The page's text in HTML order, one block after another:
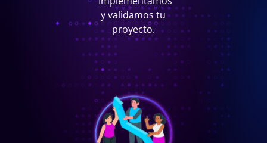
y validamos tu
proyecto.